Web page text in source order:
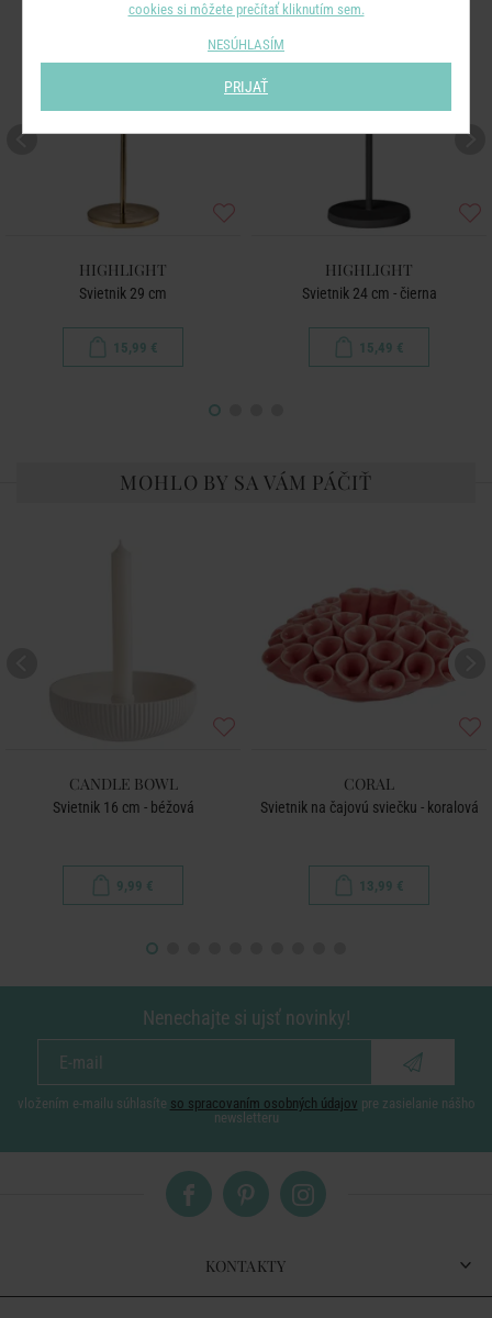
HIGHLIGHT
Svietnik 29 cm
15,99 €
HIGHLIGHT
Svietnik 24 cm - čierna
15,49 €
MOHLO BY SA VÁM PÁČIŤ
CANDLE BOWL
Svietnik 16 cm - béžová
9,99 €
CORAL
Svietnik na čajovú sviečku - koralová
13,99 €
Nenechajte si ujsť novinky!
vložením e-mailu súhlasíte so spracovaním osobných údajov pre zasielanie nášho
newsletteru
KONTAKTY
cookies si môžete prečítať kliknutím sem.
NESÚHLASÍM
PRIJAŤ